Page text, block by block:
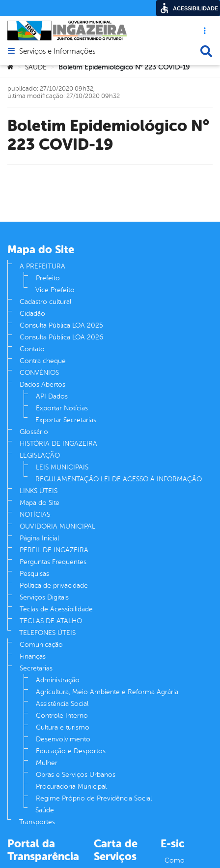
Acesso
Abrir menu principal de navegação
Serviços e Informações
Você está aqui:
> SAÚDE > Boletim Epidemiológico N° 223 COVID-19
Boletim Epidemiológico N°
223 COVID-19
publicado: 27/10/2020 09h32,
última modificação: 27/10/2020 09h32
Mapa do Site
A PREFEITURA
Prefeito
Vice Prefeito
Cadastro cultural
Cidadão
Consulta Pública LOA 2025
Consulta Pública LOA 2026
Contato
Contra cheque
CONVÊNIOS
Dados Abertos
API Dados
Exportar Notícias
Exportar Secretarias
Glossário
HISTÓRIA DE INGAZEIRA
LEGISLAÇÃO
LEIS MUNICIPAIS
REGULAMENTAÇÃO LEI DE ACESSO À INFORMAÇÃO
LINKS ÚTEIS
Mapa do Site
NOTÍCIAS
OUVIDORIA MUNICIPAL
Página Inicial
PERFIL DE INGAZEIRA
Perguntas Frequentes
Pesquisas
Política de privacidade
Serviços Digitais
Teclas de Acessibilidade
TECLAS DE ATALHO
TELEFONES ÚTEIS
Comunicação
Finanças
Secretarias
Administração
Agricultura, Meio Ambiente e Reforma Agrária
Assistência Social
Controle Interno
Cultura e turismo
Desenvolvimento
Educação e Desportos
Mulher
Obras e Serviços Urbanos
Procuradoria Municipal
Regime Próprio de Previdência Social
Saúde
Transportes
Portal da
Transparência
Carta de
Serviços
E-sic
Como
ACESSIBILIDADE